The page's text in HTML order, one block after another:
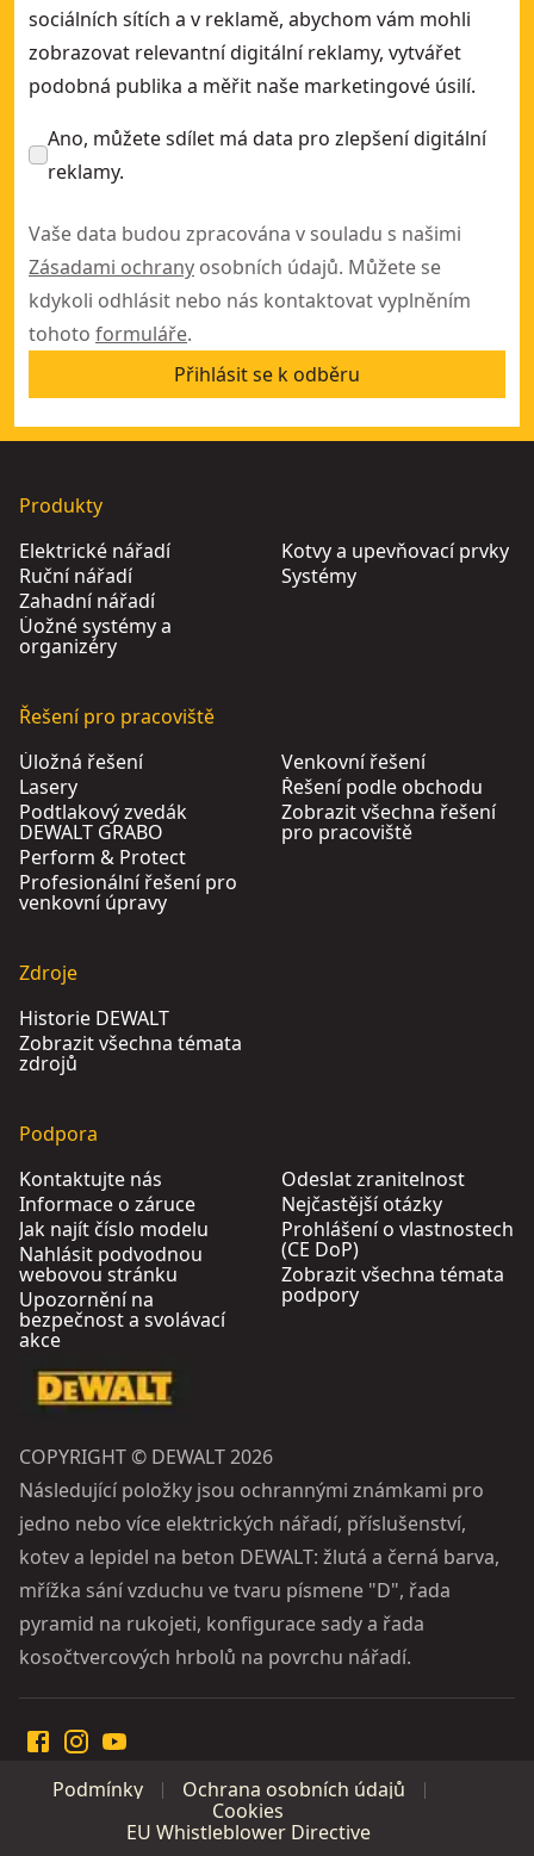
sociálních sítích a v reklamě, abychom vám mohli
zobrazovat relevantní digitální reklamy, vytvářet
podobná publika a měřit naše marketingové úsilí.
Ano, můžete sdílet má data pro zlepšení digitální
reklamy.
Vaše data budou zpracována v souladu s našimi
Zásadami ochrany osobních údajů. Můžete se
kdykoli odhlásit nebo nás kontaktovat vyplněním
tohoto formuláře.
Přihlásit se k odběru
Produkty
Elektrické nářadí
Ruční nářadí
Zahadní nářadí
Úožné systémy a
organizéry
Kotvy a upevňovací prvky
Systémy
Řešení pro pracoviště
Úložná řešení
Lasery
Podtlakový zvedák
DEWALT GRABO
Perform & Protect
Profesionální řešení pro
venkovní úpravy
Venkovní řešení
Řešení podle obchodu
Zobrazit všechna řešení
pro pracoviště
Zdroje
Historie DEWALT
Zobrazit všechna témata
zdrojů
Podpora
Kontaktujte nás
Informace o záruce
Jak najít číslo modelu
Nahlásit podvodnou
webovou stránku
Upozornění na
bezpečnost a svolávací
akce
Odeslat zranitelnost
Nejčastější otázky
Prohlášení o vlastnostech
(CE DoP)
Zobrazit všechna témata
podpory
COPYRIGHT © DEWALT 2026
Následující položky jsou ochrannými známkami pro
jedno nebo více elektrických nářadí, příslušenství,
kotev a lepidel na beton DEWALT: žlutá a černá barva,
mřížka sání vzduchu ve tvaru písmene "D", řada
pyramid na rukojeti, konfigurace sady a řada
kosočtvercových hrbolů na povrchu nářadí.
Podmínky
Ochrana osobních údajů
Cookies
EU Whistleblower Directive